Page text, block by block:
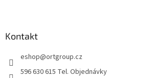
Kontakt
eshop@ortgroup.cz
596 630 615 Tel. Objednávky